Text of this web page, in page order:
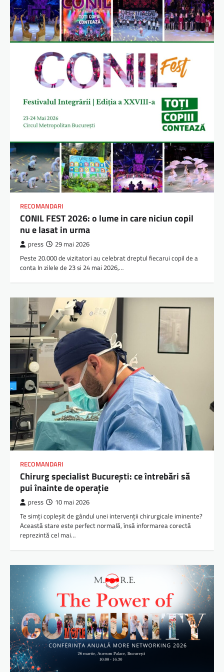
RECOMANDARI
CONIL FEST 2026: o lume in care niciun copil
nu e lasat in urma
press 29 mai 2026
Peste 20.000 de vizitatori au celebrat dreptul fiecarui copil de a
conta In zilele de 23 si 24 mai 2026,…
RECOMANDARI
Chirurg specialist București: ce întrebări să
pui înainte de operație
press 10 mai 2026
Te simți copleșit de gândul unei intervenții chirurgicale iminente?
Această stare este perfect normală, însă informarea corectă
reprezintă cel mai…